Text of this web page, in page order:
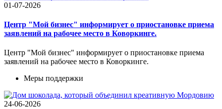
01-07-2026
Центр "Мой бизнес" информирует о приостановке приема
заявлений на рабочее место в Коворкинге.
Центр "Мой бизнес" информирует о приостановке приема
заявлений на рабочее место в Коворкинге.
Меры поддержки
24-06-2026